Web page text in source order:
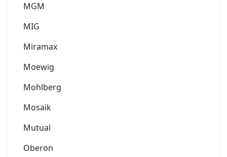
MGM
MIG
Miramax
Moewig
Mohlberg
Mosaik
Mutual
Oberon